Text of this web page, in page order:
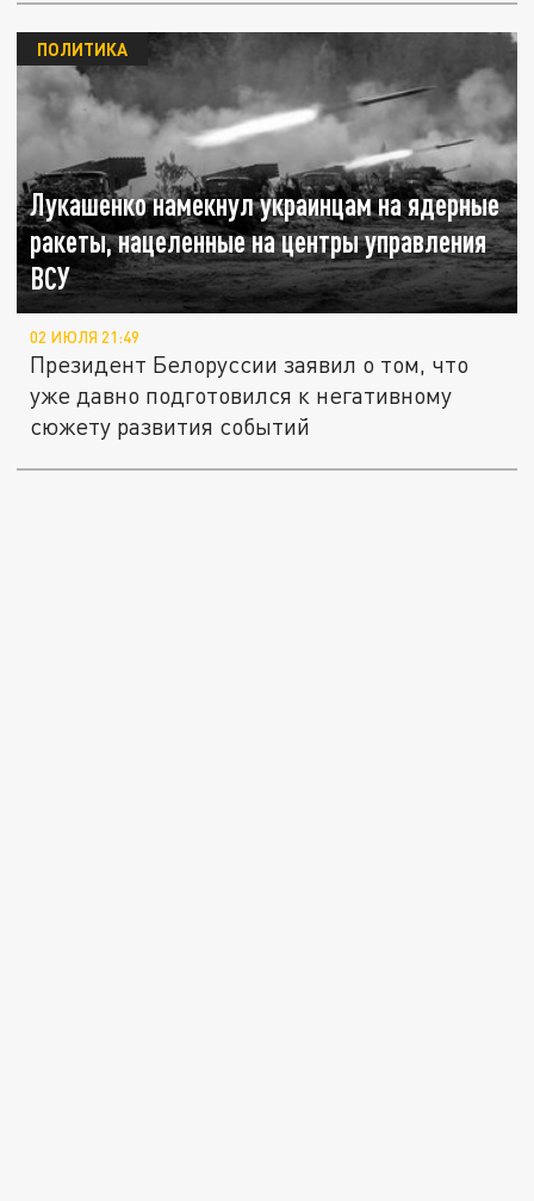
Лукашенко намекнул украинцам на ядерные
ракеты, нацеленные на центры управления
ВСУ
ПОЛИТИКА
02 ИЮЛЯ 21:49
Президент Белоруссии заявил о том, что
уже давно подготовился к негативному
сюжету развития событий